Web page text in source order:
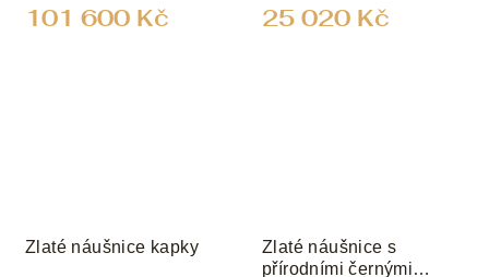
101 600 Kč 25 020 Kč
Zlaté náušnice kapky
Zlaté náušnice s
přírodními černými